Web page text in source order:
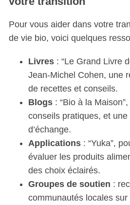
Pour vous aider dans votre
de vie bio, voici quelques
Livres: “Le Grand Livre
Jean-Michel Cohen, une
de recettes et conseils.
Blogs: “Bio à la
conseils pratiques, et
d’échange.
Applications: “Yuka”,
évaluer les produits
des choix éclairés.
Groupes de soutien :
communautés locales